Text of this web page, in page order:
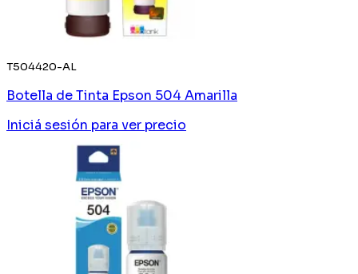
T504420-AL
Botella de Tinta Epson 504 Amarilla
Iniciá sesión para ver precio